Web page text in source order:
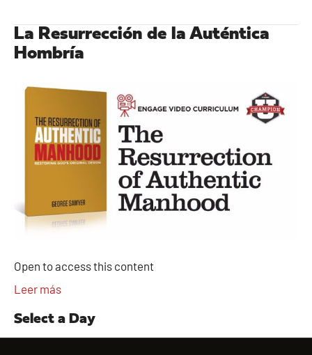
La Resurrección de la Auténtica
Hombría
Open to access this content
Leer más
Select a Day